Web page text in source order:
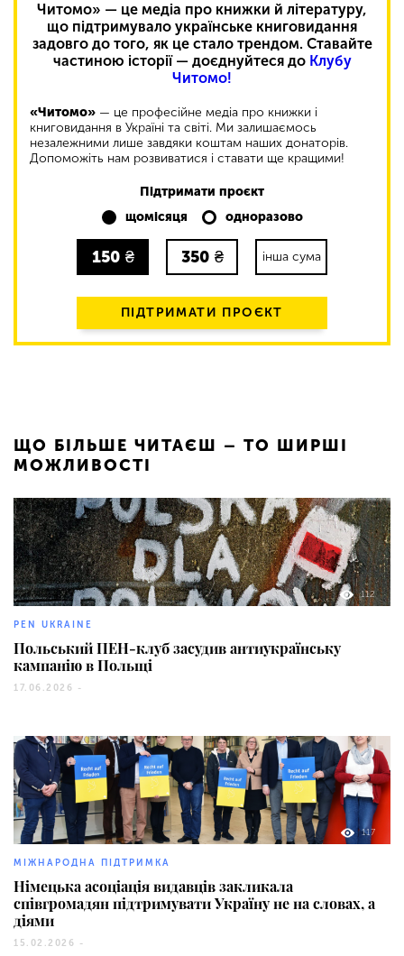
Читомо» — це медіа про книжки й літературу,
що підтримувало українське книговидання
задовго до того, як це стало трендом. Ставайте
частиною історії — доєднуйтеся до Клубу
Читомо!
«Читомо» — це професійне медіа про книжки і
книговидання в Україні та світі. Ми залишаємось
незалежними лише завдяки коштам наших донаторів.
Допоможіть нам розвиватися і ставати ще кращими!
Підтримати проєкт
щомісяця
одноразово
150 ₴ 350 ₴ інша сума
ПІДТРИМАТИ ПРОЄКТ
ЩО БІЛЬШЕ ЧИТАЄШ – ТО ШИРШІ
МОЖЛИВОСТІ
112
PEN UKRAINE
Польський ПЕН-клуб засудив антиукраїнську
кампанію в Польщі
17.06.2026 -
117
МІЖНАРОДНА ПІДТРИМКА
Німецька асоціація видавців закликала
співгромадян підтримувати Україну не на словах, а
діями
15.02.2026 -